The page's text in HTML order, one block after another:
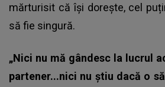
mărturisit că își dorește, cel
să fie singură.
„Nici nu mă gândesc la lucrul
partener...nici nu știu dacă o